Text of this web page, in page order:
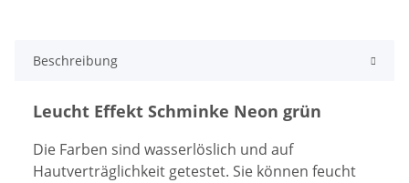
Beschreibung
Leucht Effekt Schminke Neon grün
Die Farben sind wasserlöslich und auf
Hautverträglichkeit getestet. Sie können feucht